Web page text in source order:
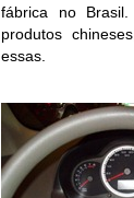
fábrica no
produtos
essas.